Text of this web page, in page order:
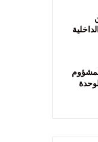
نسخة عن 17 أيار المشؤوم